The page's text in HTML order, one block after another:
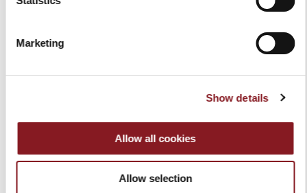
Marketing
Show details
Allow all cookies
Allow selection